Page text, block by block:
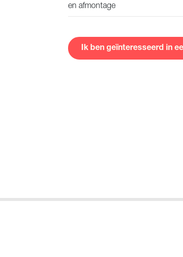
en afmontage
Ik ben geïnteresseerd in